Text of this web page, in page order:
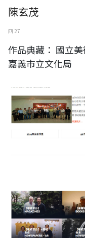
陳玄茂
四 27
作品典藏： 國立
嘉義市立文化局